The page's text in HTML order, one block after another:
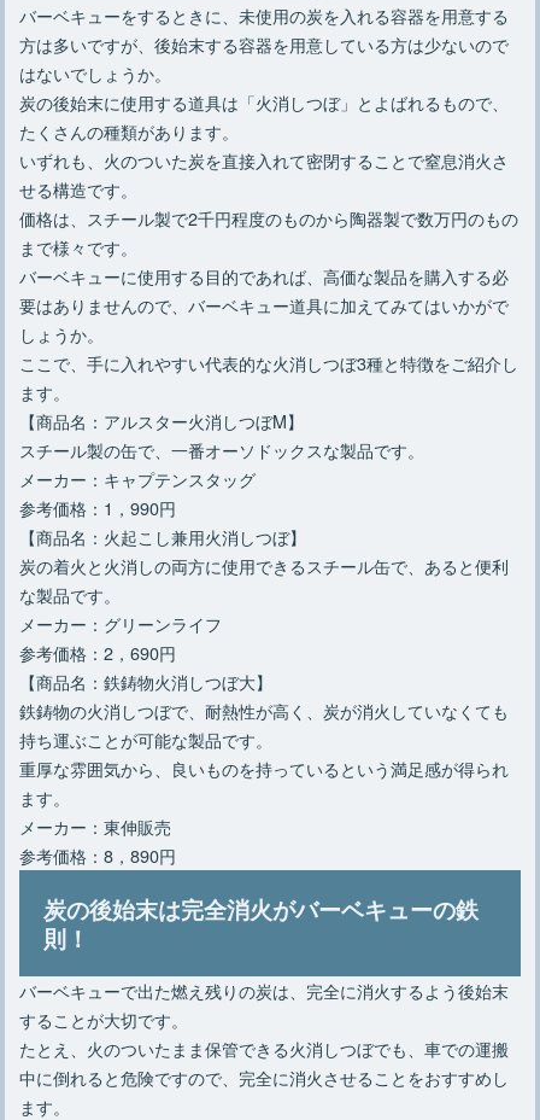
バーベキューをするときに、未使用の炭を入れる容器を用意する
方は多いですが、後始末する容器を用意している方は少ないので
はないでしょうか。
炭の後始末に使用する道具は「火消しつぼ」とよばれるもので、
たくさんの種類があります。
いずれも、火のついた炭を直接入れて密閉することで窒息消火さ
せる構造です。
価格は、スチール製で2千円程度のものから陶器製で数万円のもの
まで様々です。
バーベキューに使用する目的であれば、高価な製品を購入する必
要はありませんので、バーベキュー道具に加えてみてはいかがで
しょうか。
ここで、手に入れやすい代表的な火消しつぼ3種と特徴をご紹介し
ます。
【商品名：アルスター火消しつぼM】
スチール製の缶で、一番オーソドックスな製品です。
メーカー：キャプテンスタッグ
参考価格：1，990円
【商品名：火起こし兼用火消しつぼ】
炭の着火と火消しの両方に使用できるスチール缶で、あると便利
な製品です。
メーカー：グリーンライフ
参考価格：2，690円
【商品名：鉄鋳物火消しつぼ大】
鉄鋳物の火消しつぼで、耐熱性が高く、炭が消火していなくても
持ち運ぶことが可能な製品です。
重厚な雰囲気から、良いものを持っているという満足感が得られ
ます。
メーカー：東伸販売
参考価格：8，890円
炭の後始末は完全消火がバーベキューの鉄
則！
バーベキューで出た燃え残りの炭は、完全に消火するよう後始末
することが大切です。
たとえ、火のついたまま保管できる火消しつぼでも、車での運搬
中に倒れると危険ですので、完全に消火させることをおすすめし
ます。